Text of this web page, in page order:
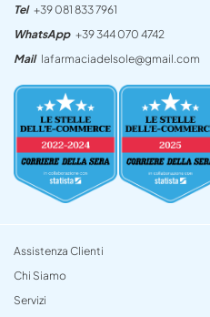
Tel +39 081 833 7961
WhatsApp +39 344 070 4742
Mail lafarmaciadelsole@gmail.com
Assistenza Clienti
Chi Siamo
Servizi